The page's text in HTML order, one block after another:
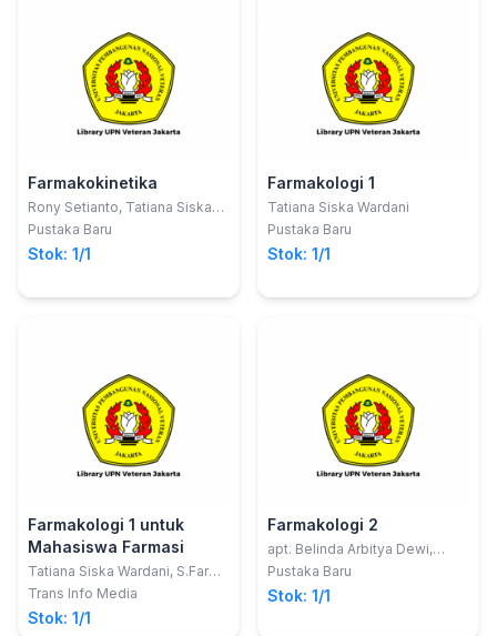
Farmakokinetika
Rony Setianto, Tatiana Siska
Wardani, Desy Ayu Irma
Pustaka Baru
Stok: 1/1
Farmakologi 1
Tatiana Siska Wardani
Pustaka Baru
Stok: 1/1
Farmakologi 1 untuk
Mahasiswa Farmasi
Tatiana Siska Wardani, S.Farm.,
M.Farm.; apt. Novi Ayuwardani,
Dharmayanti, S.Farm., M.Farm.
Trans Info Media
Stok: 1/1
Farmakologi 2
apt. Belinda Arbitya Dewi,
M.Farm, Tatiana Siska Wardani,
Nurhayati, S. Farm., M. Farm
Pustaka Baru
Stok: 1/1